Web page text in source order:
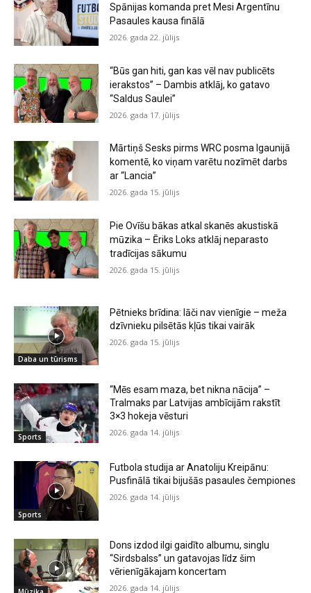
Spānijas komanda pret Mesi Argentīnu
Pasaules kausa finālā
2026. gada 22. jūlijs
“Būs gan hiti, gan kas vēl nav publicēts
ierakstos” – Dambis atklāj, ko gatavo
“Saldus Saulei”
2026. gada 17. jūlijs
Mārtiņš Sesks pirms WRC posma Igaunijā
komentē, ko viņam varētu nozīmēt darbs
ar “Lancia”
2026. gada 15. jūlijs
Pie Ovīšu bākas atkal skanēs akustiskā
mūzika – Ēriks Loks atklāj neparasto
tradīcijas sākumu
2026. gada 15. jūlijs
Daba un tūrisms
Pētnieks brīdina: lāči nav vienīgie – meža
dzīvnieku pilsētās kļūs tikai vairāk
2026. gada 15. jūlijs
Sports
“Mēs esam maza, bet nikna nācija” –
Tralmaks par Latvijas ambīcijām rakstīt
3×3 hokeja vēsturi
2026. gada 14. jūlijs
Sports
Futbola studija ar Anatoliju Kreipānu:
Pusfinālā tikai bijušās pasaules čempiones
2026. gada 14. jūlijs
Dons izdod ilgi gaidīto albumu, singlu
“Sirdsbalss” un gatavojas līdz šim
vērienīgākajam koncertam
2026. gada 14. jūlijs